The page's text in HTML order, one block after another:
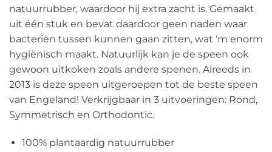
natuurrubber, waardoor hij extra zacht is. Gemaakt
uit één stuk en bevat daardoor geen naden waar
bacteriën tussen kunnen gaan zitten, wat ‘m enorm
hygiënisch maakt. Natuurlijk kan je de speen ook
gewoon uitkoken zoals andere spenen. Alreeds in
2013 is deze speen uitgeroepen tot de beste speen
van Engeland! Verkrijgbaar in 3 uitvoeringen: Rond,
Symmetrisch en Orthodontic.
100% plantaardig natuurrubber